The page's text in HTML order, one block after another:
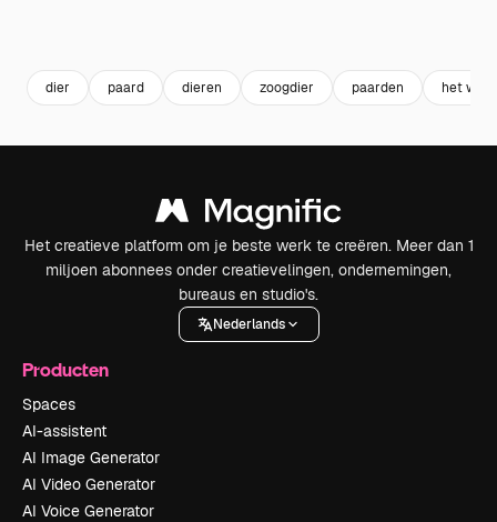
dier paard dieren zoogdier paarden het wild
Het creatieve platform om je beste werk te creëren. Meer dan 1
miljoen abonnees onder creatievelingen, ondernemingen,
bureaus en studio's.
Nederlands
Producten
Spaces
AI-assistent
AI Image Generator
AI Video Generator
AI Voice Generator